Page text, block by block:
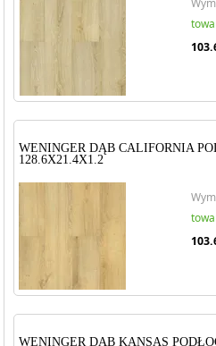
WENINGER DĄB CALIFORNIA
128.6X21.4X1.2
WENINGER DĄB KANSAS